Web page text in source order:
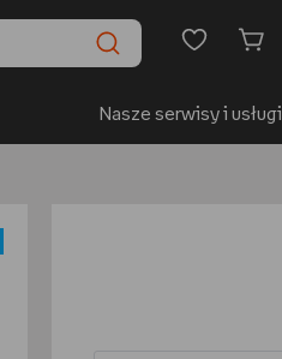
Nasze serwisy i usługi